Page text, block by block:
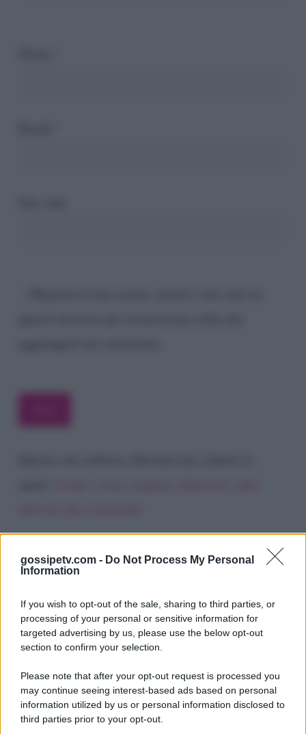
gossipetv.com - Do Not Process My Personal
Information
If you wish to opt-out of the sale, sharing to third parties, or
processing of your personal or sensitive information for
targeted advertising by us, please use the below opt-out
section to confirm your selection.
Please note that after your opt-out request is processed you
may continue seeing interest-based ads based on personal
information utilized by us or personal information disclosed to
third parties prior to your opt-out.
Gossip e TV è un sito di MASTE S.r.l.
viale Luigi Majno n. 21 - 20129 Milano (MI)
P.Iva 10909580960